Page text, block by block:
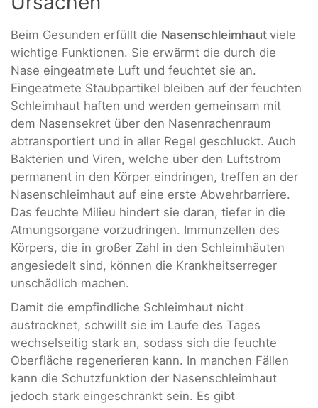
Beim Gesunden erfüllt die Nasenschleimhaut viele
wichtige Funktionen. Sie erwärmt die durch die
Nase eingeatmete Luft und feuchtet sie an.
Eingeatmete Staubpartikel bleiben auf der feuchten
Schleimhaut haften und werden gemeinsam mit
dem Nasensekret über den Nasenrachenraum
abtransportiert und in aller Regel geschluckt. Auch
Bakterien und Viren, welche über den Luftstrom
permanent in den Körper eindringen, treffen an der
Nasenschleimhaut auf eine erste Abwehrbarriere.
Das feuchte Milieu hindert sie daran, tiefer in die
Atmungsorgane vorzudringen. Immunzellen des
Körpers, die in großer Zahl in den Schleimhäuten
angesiedelt sind, können die Krankheitserreger
unschädlich machen.
Damit die empfindliche Schleimhaut nicht
austrocknet, schwillt sie im Laufe des Tages
wechselseitig stark an, sodass sich die feuchte
Oberfläche regenerieren kann. In manchen Fällen
kann die Schutzfunktion der Nasenschleimhaut
jedoch stark eingeschränkt sein. Es gibt